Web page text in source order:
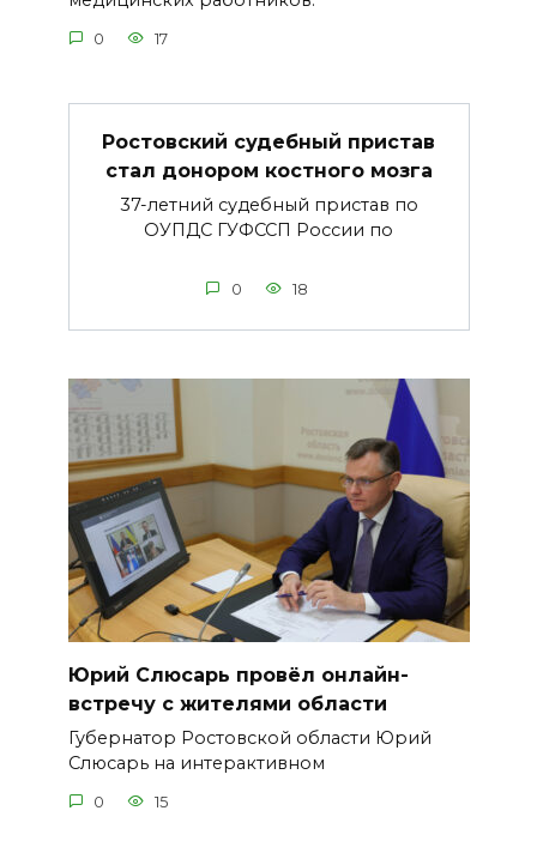
0 17
Ростовский судебный пристав
стал донором костного мозга
37-летний судебный пристав по
ОУПДС ГУФССП России по
0 18
Юрий Слюсарь провёл онлайн-
встречу с жителями области
Губернатор Ростовской области Юрий
Слюсарь на интерактивном
0 15